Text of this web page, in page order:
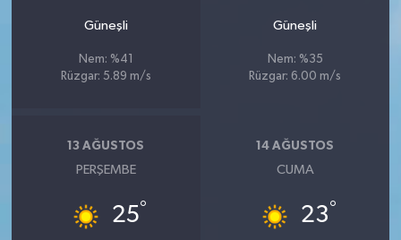
Güneşli
Nem: %41
Rüzgar: 5.89 m/s
Güneşli
Nem: %35
Rüzgar: 6.00 m/s
13 AĞUSTOS
PERŞEMBE
25°
14 AĞUSTOS
CUMA
23°